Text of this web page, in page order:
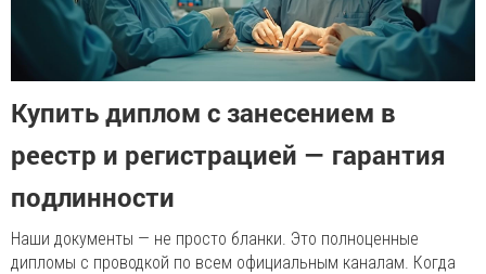
Купить диплом с занесением в
реестр и регистрацией — гарантия
подлинности
Наши документы — не просто бланки. Это полноценные
дипломы с проводкой по всем официальным каналам. Когда